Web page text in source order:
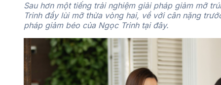
Sau hơn một tiếng trải nghiệm giải pháp giảm mỡ
Trinh đẩy lùi mỡ thừa vòng hai, về với cân nặng
pháp giảm béo của Ngọc Trinh tại đây.